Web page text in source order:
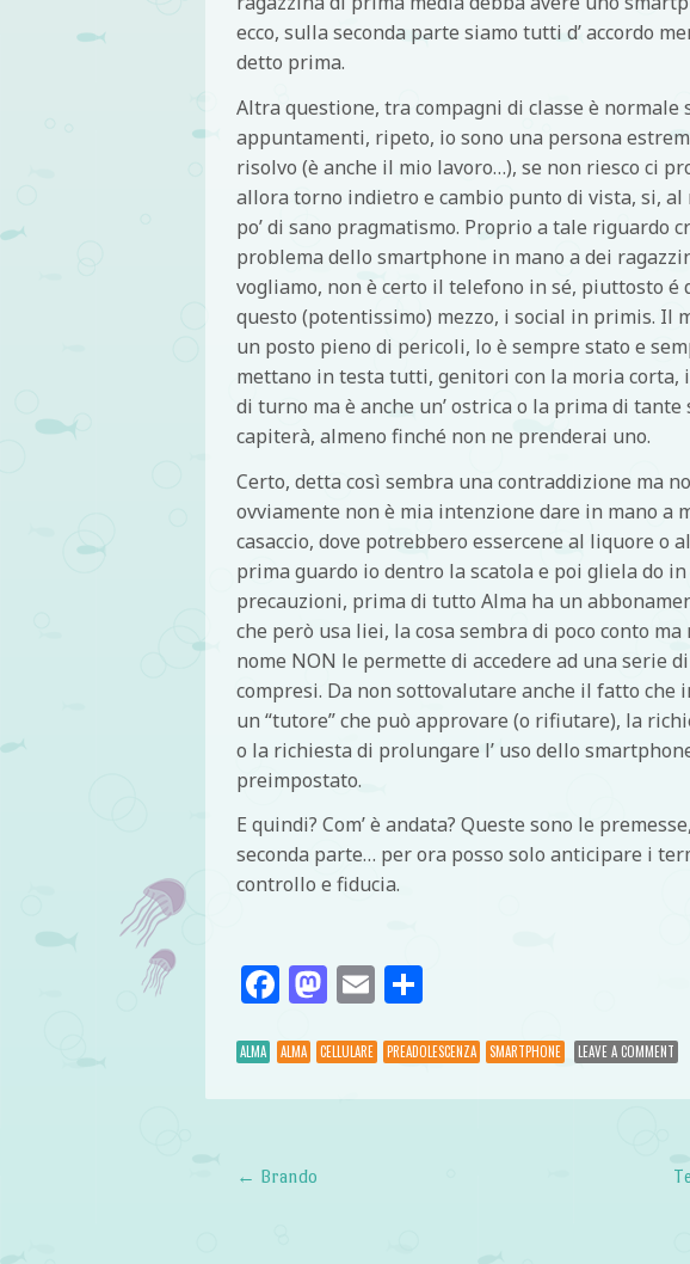
ecco, sulla seconda parte siamo tutti d’ accordo
detto prima.
Altra questione, tra compagni di classe è
appuntamenti, ripeto, io sono una persona
risolvo (è anche il mio lavoro…), se non riesco ci
allora torno indietro e cambio punto di vista, si, al
po’ di sano pragmatismo. Proprio a tale riguardo
problema dello smartphone in mano a dei
vogliamo, non è certo il telefono in sé, piuttosto é
questo (potentissimo) mezzo, i social in primis. Il
un posto pieno di pericoli, lo è sempre stato e
mettano in testa tutti, genitori con la moria
di turno ma è anche un’ ostrica o la prima di
capiterà, almeno finché non ne prenderai uno.
Certo, detta così sembra una contraddizione ma
ovviamente non è mia intenzione dare in mano a
casaccio, dove potrebbero essercene al liquore o
prima guardo io dentro la scatola e poi gliela do
precauzioni, prima di tutto Alma ha un
che però usa liei, la cosa sembra di poco conto
nome NON le permette di accedere ad una serie
compresi. Da non sottovalutare anche il fatto che
un “tutore” che può approvare (o rifiutare), la
o la richiesta di prolungare l’ uso dello
preimpostato.
E quindi? Com’ è andata? Queste sono le
seconda parte… per ora posso solo anticipare i
controllo e fiducia.
Facebook
Mastodon
Email
ALMA ALMA CELLULARE PREADOLESCENZA SMARTPHONE LEAVE A COMMENT
Post navigation
← Brando